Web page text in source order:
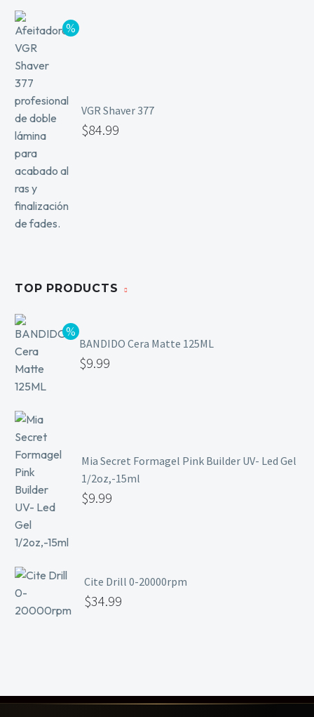
VGR Shaver 377
$84.99
TOP PRODUCTS
BANDIDO Cera Matte 125ML
$9.99
Mia Secret Formagel Pink Builder UV- Led Gel
1/2oz,-15ml
$9.99
Cite Drill 0-20000rpm
$34.99